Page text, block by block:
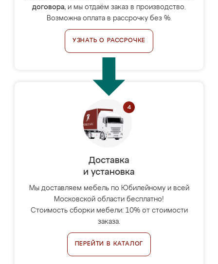
договора, и мы отдаём заказ в производство.
Возможна оплата в рассрочку без %.
УЗНАТЬ О РАССРОЧКЕ
Доставка
и установка
Мы доставляем мебель по Юбилейному и всей
Московской области бесплатно!
Стоимость сборки мебели: 10% от стоимости
заказа.
ПЕРЕЙТИ В КАТАЛОГ